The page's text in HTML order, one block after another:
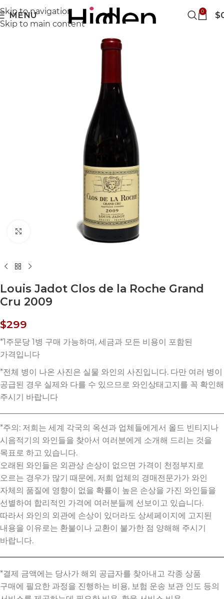
Skip to navigation
Skip to main content
MENU 0 $
Click to enlarge
Louis Jadot Clos de la Roche Grand
Cru 2009
$299
*주의: 저희는 세계 각국의 옥션과 업체들에게서 올드 빈티지나
시음적기의 와인들을 찾아서 여러분에게 소개해 드리는 것을
목표로 하고 있습니다.
오래된 와인들은 외관상 손상이 없으면 가격이 천정부지로
오르는 경우가 많기 때문에, 저희 업체의 경매전문가가 와인
자체의 품질에 영향이 없을 확률이 높은 손상을 가진 와인들을
선별하여 합리적인 가격에 여러분들께 선보이고 있습니다.
따라서 와인의 외관에 손상이 있더라도 상세페이지에 고지된
내용을 이유로는 환불이나 교환이 불가한 점 양해해 주시기
바랍니다.